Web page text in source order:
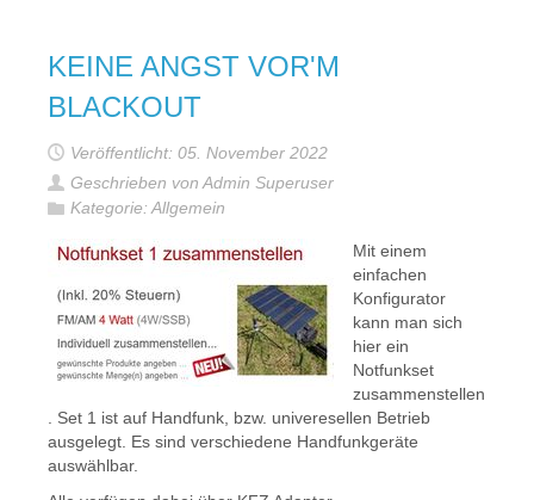
KEINE ANGST VOR'M
BLACKOUT
Veröffentlicht: 05. November 2022
Geschrieben von Admin Superuser
Kategorie:Allgemein
Mit einem
einfachen
Konfigurator
kann man sich
hier ein
Notfunkset
zusammenstellen
. Set 1 ist auf Handfunk, bzw. univeresellen Betrieb
ausgelegt. Es sind verschiedene Handfunkgeräte
auswählbar.